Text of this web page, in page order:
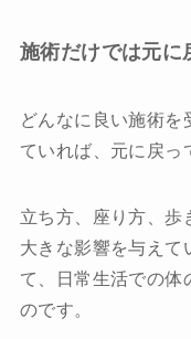
施術だけでは元に
どんなに良い施術を
ていれば、元に戻っ
立ち方、座り方、歩
大きな影響を与えて
て、日常生活での体
のです。